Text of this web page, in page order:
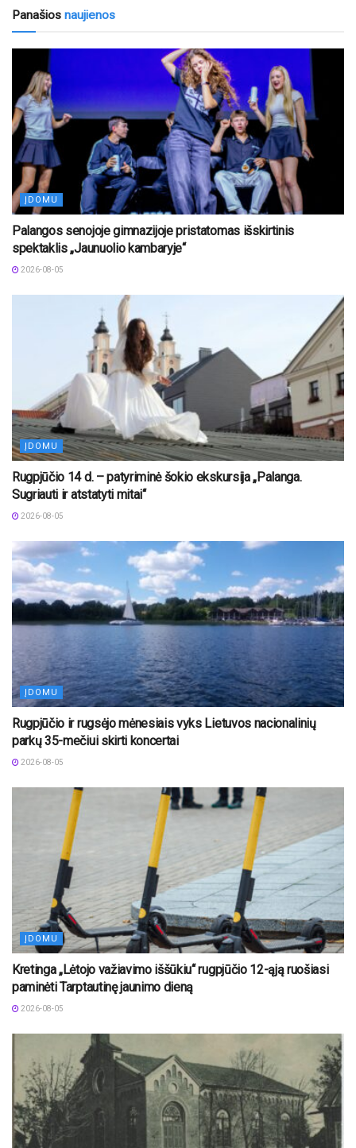
Panašios naujienos
ĮDOMU
Palangos senojoje gimnazijoje pristatomas išskirtinis
spektaklis „Jaunuolio kambaryje“
2026-08-05
ĮDOMU
Rugpjūčio 14 d. – patyriminė šokio ekskursija „Palanga.
Sugriauti ir atstatyti mitai“
2026-08-05
ĮDOMU
Rugpjūčio ir rugsėjo mėnesiais vyks Lietuvos nacionalinių
parkų 35-mečiui skirti koncertai
2026-08-05
ĮDOMU
Kretinga „Lėtojo važiavimo iššūkiu“ rugpjūčio 12-ąją ruošiasi
paminėti Tarptautinę jaunimo dieną
2026-08-05